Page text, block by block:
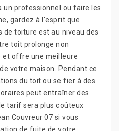
un professionnel ou faire les
gardez à l'esprit que
de toiture est au niveau des
toit prolonge non
et offre une meilleure
votre maison. Pendant ce
du toit ou se fier à des
peut entraîner des
tarif sera plus coûteux
Couvreur 07 si vous
de fuite de votre